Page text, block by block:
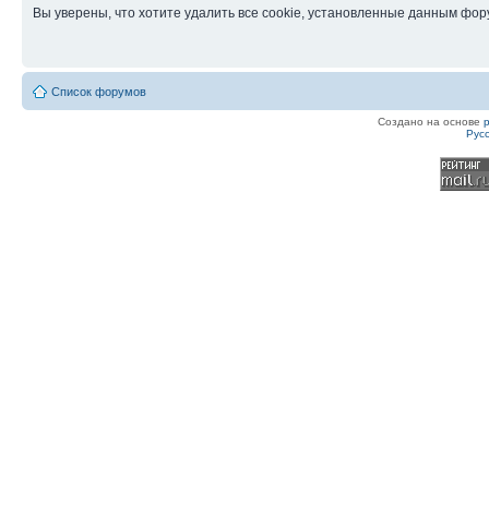
Вы уверены, что хотите удалить все cookie, установленные данным
Список форумов
Создано на основе